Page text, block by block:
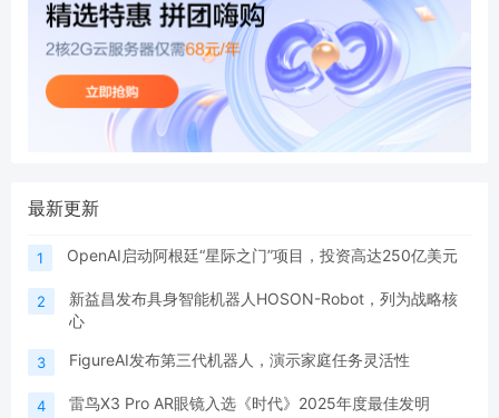
最新更新
1 OpenAI启动阿根廷“星际之门”项目，投资高达250亿美元
2
新益昌发布具身智能机器人HOSON-Robot，列为战略核
心
3 FigureAI发布第三代机器人，演示家庭任务灵活性
4 雷鸟X3 Pro AR眼镜入选《时代》2025年度最佳发明